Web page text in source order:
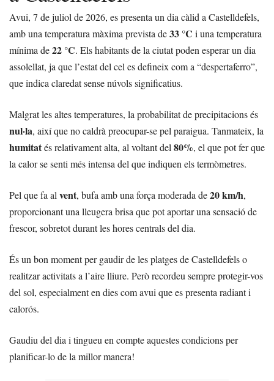
Avui, 7 de juliol de 2026, es presenta un dia càlid a Castelldefels,
amb una temperatura màxima prevista de33 °C i una temperatura
mínima de22 °C. Els habitants de la ciutat poden esperar un dia
assolellat, ja que l’estat del cel es defineix com a “despertaferro”,
que indica claredat sense núvols significatius.
Malgrat les altes temperatures, la probabilitat de precipitacions és
nul·la, així que no caldrà preocupar-se pel paraigua. Tanmateix, la
humitatés relativament alta, al voltant del80%, el que pot fer que
la calor se senti més intensa del que indiquen els termòmetres.
Pel que fa alvent, bufa amb una força moderada de20 km/h,
proporcionant una lleugera brisa que pot aportar una sensació de
frescor, sobretot durant les hores centrals del dia.
És un bon moment per gaudir de les platges de Castelldefels o
realitzar activitats a l’aire lliure. Però recordeu sempre protegir-vos
del sol, especialment en dies com avui que es presenta radiant i
calorós.
Gaudiu del dia i tingueu en compte aquestes condicions per
planificar-lo de la millor manera!